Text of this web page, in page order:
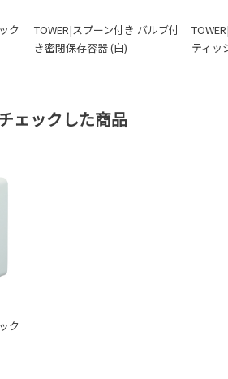
ク
TOWER|スプーン付き バルブ付
き密閉保存容器 (白)
ティッ
ェックした商品
ク